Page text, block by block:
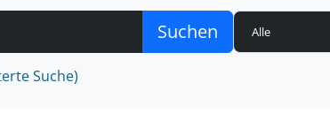
Suche)